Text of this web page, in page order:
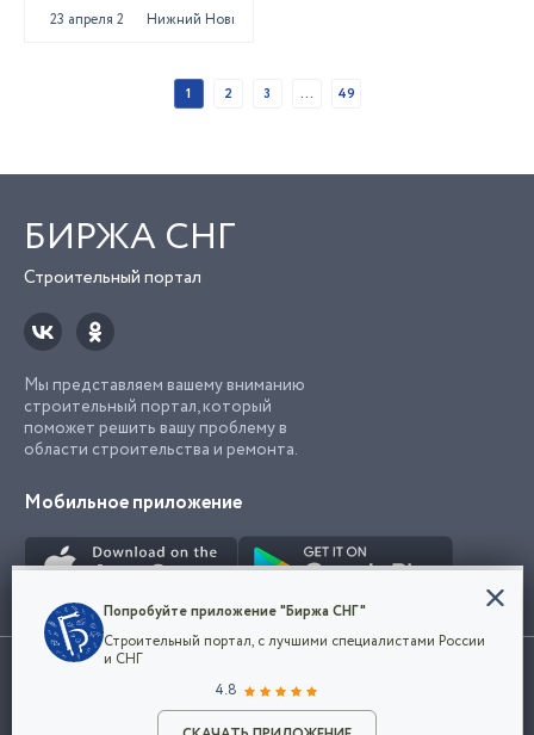
Разместить объявление
23 апреля 2025 Нижний Новгород
1 2 3 ... 49
БИРЖА СНГ
Строительный портал
Мы представляем вашему вниманию
строительный портал, который
поможет решить вашу проблему в
области строительства и ремонта.
Мобильное приложение
Использование сайта, в том числе подача объявлений, означает
марки представленные на сайте являются собственностью их
Конфиденциальность
Мы используем файлы cookie, чтобы сделать
наш сайт удобным для каждого
Политикой конфиденциальности компании
и принимаете условия использования cookie.
Попробуйте приложение "Биржа СНГ"
Строительный портал, с лучшими специалистами России
и СНГ
4.8